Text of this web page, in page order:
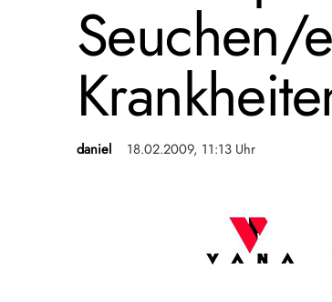
Seuchen/
daniel 18.02.2009, 11:13 Uhr